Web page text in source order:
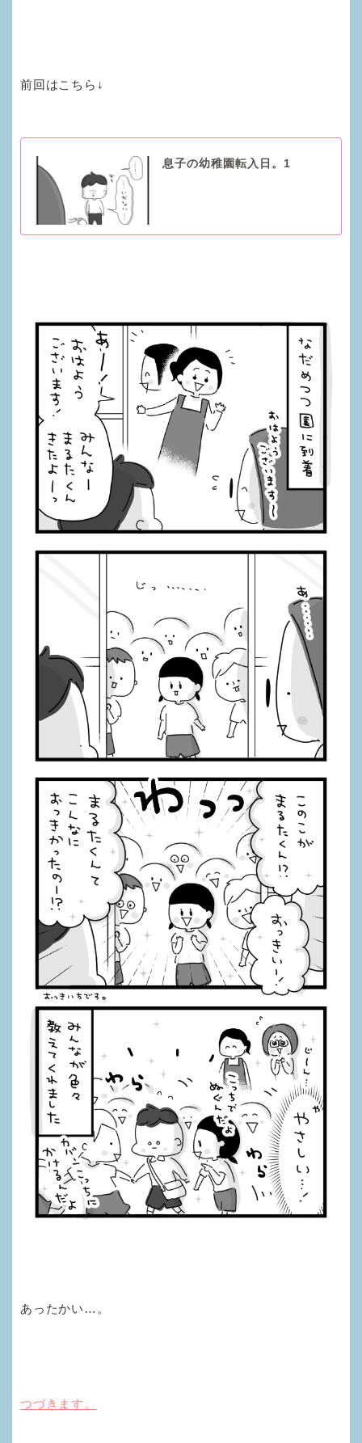
前回はこちら↓
息子の幼稚園転入日。1
あったかい…。
つづきます。